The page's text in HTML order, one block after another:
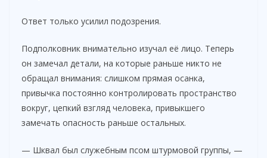
Ответ только усилил подозрения.
Подполковник внимательно изучал её лицо. Теперь
он замечал детали, на которые раньше никто не
обращал внимания: слишком прямая осанка,
привычка постоянно контролировать пространство
вокруг, цепкий взгляд человека, привыкшего
замечать опасность раньше остальных.
— Шквал был служебным псом штурмовой группы, —